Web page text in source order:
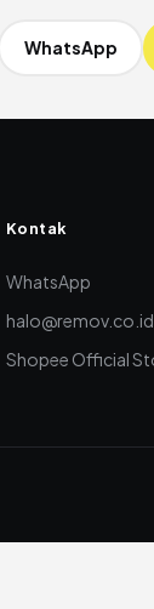
WhatsApp
Kontak
WhatsApp
halo@remov.co.id
Shopee Official